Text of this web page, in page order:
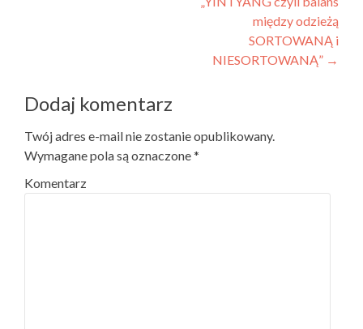
między odzieżą
SORTOWANĄ i
NIESORTOWANĄ” →
Dodaj komentarz
Twój adres e-mail nie zostanie opublikowany.
Wymagane pola są oznaczone*
Komentarz